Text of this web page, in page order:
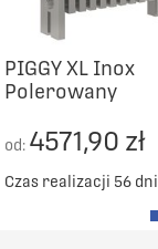
PIGGY XL Inox
Polerowany
od: 4571,90 zł
Czas realizacji 56 dni